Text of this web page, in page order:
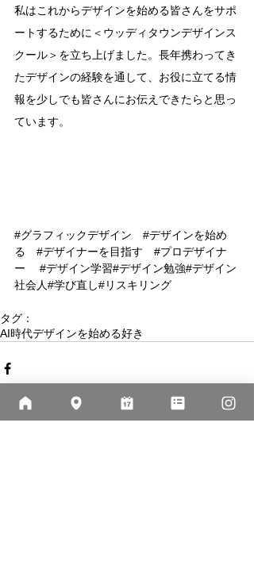
私はこれからデザインを始める皆さんをサポ
ートするために＜ウッディタウンデザインス
クール＞を立ち上げました。長年携わってき
たデザインの経験を通して、お役に立てる情
報を少しでも皆さんにお伝えできたらと思っ
ています。
#グラフィックデザイン
#デザインを始め
る
#デザイナーを目指す
#プロデザイナ
ー
#デザイン学習#デザイン勉強#デザイン
社会人#学び直し#リスキリング
タグ：
AI時代デザインを始める好き